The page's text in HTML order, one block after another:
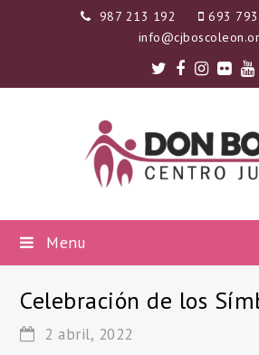
987 213 192
693
Twitter
Facebook
Menu
Celebración de los
2 abril, 2022